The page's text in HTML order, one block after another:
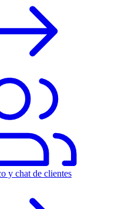
y chat de clientes